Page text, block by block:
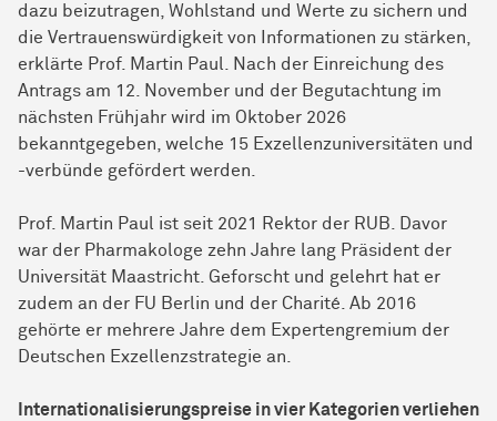
dazu beizutragen, Wohlstand und Werte zu sichern und
die Vertrauenswürdigkeit von Informationen zu stärken,
erklärte Prof. Martin Paul. Nach der Einreichung des
Antrags am 12. November und der Begutachtung im
nächsten Frühjahr wird im Oktober 2026
bekanntgegeben, welche 15 Exzellenzuniversitäten und
-verbünde gefördert werden.
Prof. Martin Paul ist seit 2021 Rektor der RUB. Davor
war der Pharmakologe zehn Jahre lang Präsident der
Universität Maastricht. Geforscht und gelehrt hat er
zudem an der FU Berlin und der Charité. Ab 2016
gehörte er mehrere Jahre dem Expertengremium der
Deutschen Exzellenzstrategie an.
Internationalisierungspreise in vier Kategorien verliehen